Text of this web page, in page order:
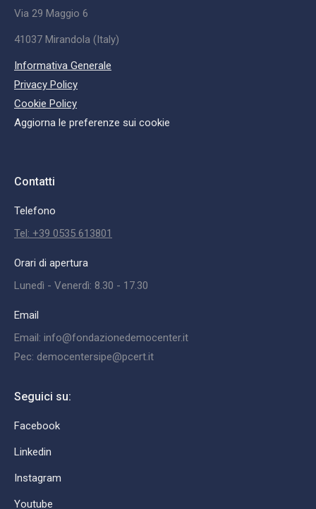
Via 29 Maggio 6
41037 Mirandola (Italy)
Informativa Generale
Privacy Policy
Cookie Policy
Aggiorna le preferenze sui cookie
Contatti
Telefono
Tel: +39 0535 613801
Orari di apertura
Lunedì - Venerdì: 8.30 - 17.30
Email
Email: info@fondazionedemocenter.it
Pec: democentersipe@pcert.it
Seguici su:
Facebook
Linkedin
Instagram
Youtube